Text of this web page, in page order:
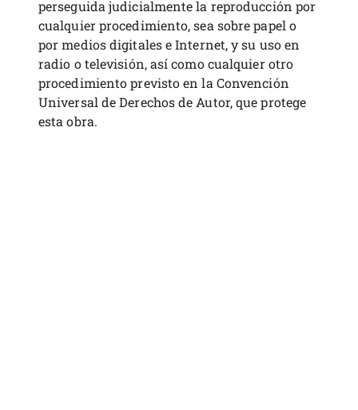
perseguida judicialmente la reproducción por
cualquier procedimiento, sea sobre papel o
por medios digitales e Internet, y su uso en
radio o televisión, así como cualquier otro
procedimiento previsto en la Convención
Universal de Derechos de Autor, que protege
esta obra.